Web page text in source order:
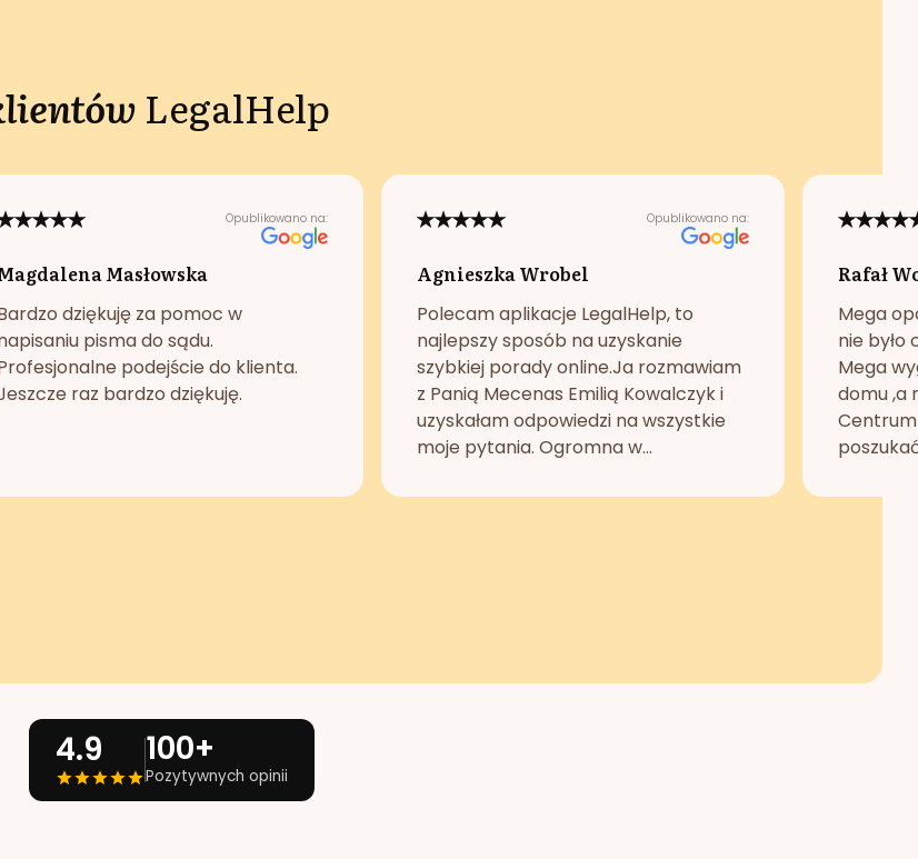
LegalHelp
Opublikowano na:
Masłowska
dziękuję za pomoc w
pisma do sądu.
podejście do klienta.
raz bardzo dziękuję.
Opublikowano na:
Agnieszka Wrobel
Polecam aplikacje LegalHelp, to
najlepszy sposób na uzyskanie
szybkiej porady online.Ja rozmawiam
z Panią Mecenas Emilią Kowalczyk i
uzyskałam odpowiedzi na wszystkie
moje pytania. Ogromna w...
Rafał
Mega
nie było
Mega
domu ,a
4.9 100+
Pozytywnych opinii